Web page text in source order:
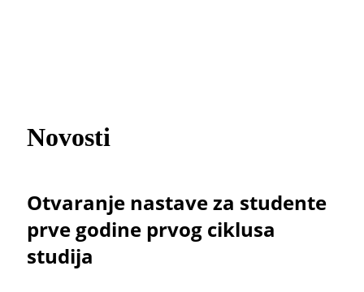
Novosti
Otvaranje nastave za studente
prve godine prvog ciklusa
studija